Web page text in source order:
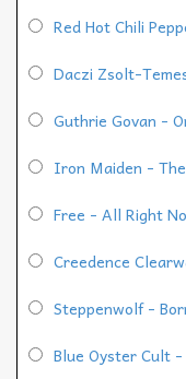
Red Hot Chili
Daczi Zsolt-
Guthrie Govan -
Iron Maiden -
Free - All Right
Creedence
Steppenwolf -
Blue Oyster Cult